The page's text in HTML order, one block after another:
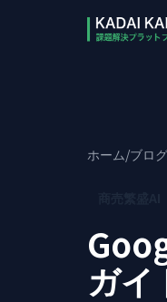
ホーム/ブログ
ガイ